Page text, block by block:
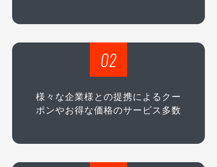
02
様々な企業様との提携によるクー
ポンやお得な価格のサービス多数